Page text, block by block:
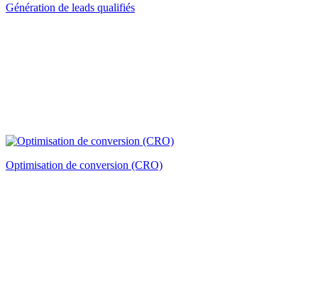
Génération de leads qualifiés
Optimisation de conversion (CRO)